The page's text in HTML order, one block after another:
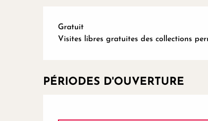
Gratuit
Visites libres gratuites des collections
PÉRIODES D'OUVERTURE